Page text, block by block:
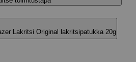
Lakritsi Original lakritsipatukka 20g